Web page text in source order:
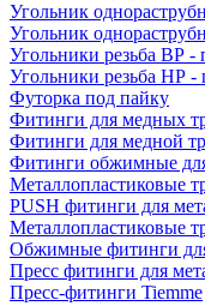
Угольник
Угольник
Угольники резьба ВР -
Угольники резьба НР -
Футорка под пайку
Фитинги для медных
Фитинги для медной
Фитинги обжимные
Металлопластиковые
PUSH фитинги для
Металлопластиковые
Обжимные фитинги
Пресс фитинги для
Пресс-фитинги Tiemme